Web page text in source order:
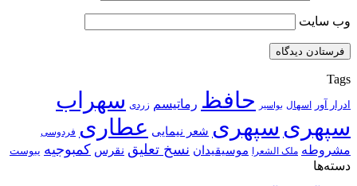
وب‌ سایت
Tags
ادرار آور اسهال بواسیر حافظ رماتیسم زردی سهراب
سپهری سپهری شعر نیمایی عطاری فردوسی
مشروطه ملک الشعرا موسیقیدان نسخ تعلیق نقرس کمبوجیه یبوست
دسته‌ها